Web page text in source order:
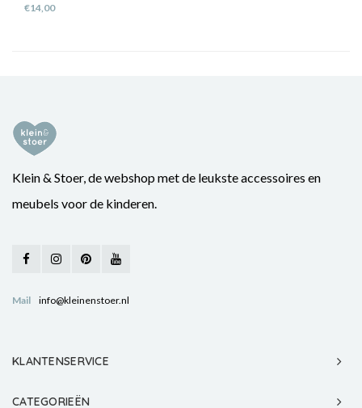
€14,00
Klein & Stoer, de webshop met de leukste accessoires en
meubels voor de kinderen.
Mail info@kleinenstoer.nl
KLANTENSERVICE
CATEGORIEËN